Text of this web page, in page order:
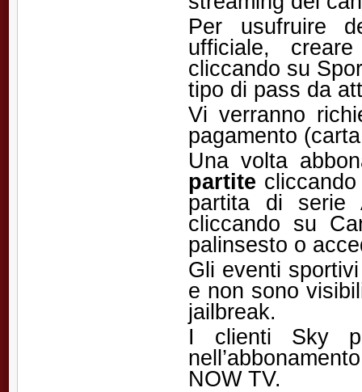
Per usufruire
ufficiale,
cliccando su
tipo di pass da
Vi verranno
pagamento
Una volta
partite
partita di serie
cliccando su
palinsesto o
Gli eventi
e non sono
jailbreak.
I clienti Sky
NOW TV.